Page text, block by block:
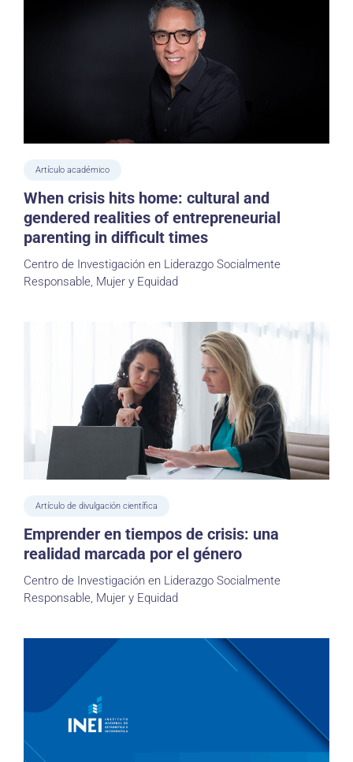
Artículo académico
When crisis hits home: cultural and
gendered realities of entrepreneurial
parenting in difficult times
Centro de Investigación en Liderazgo Socialmente
Responsable, Mujer y Equidad
Artículo de divulgación científica
Emprender en tiempos de crisis: una
realidad marcada por el género
Centro de Investigación en Liderazgo Socialmente
Responsable, Mujer y Equidad